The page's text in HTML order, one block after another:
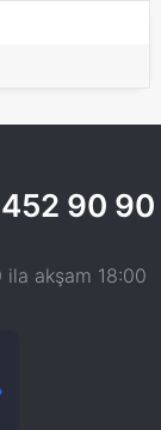
90 90
akşam 18:00